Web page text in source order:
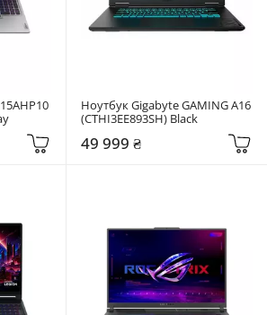
Ноутбук Gigabyte GAMING A16
(CTHI3EE893SH) Black
49 999 ₴